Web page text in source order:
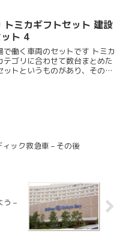
テルにもなっています。※4つ目
ィ...
トミカギフトセット 建設
ト 4
で働く車両のセットです トミカ
テゴリに合わせて数台まとめた
ットというものがあり、その名
ィック救急車 – その後
う –